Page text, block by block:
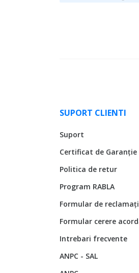
SUPORT CLIENTI
Suport
Certificat de Garanție
Politica de retur
Program RABLA
Formular de
Formular cerere
Intrebari frecvente
ANPC - SAL